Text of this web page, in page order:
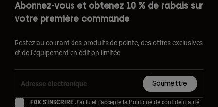
Abonnez-vous et obtenez 10 % de rabais sur
votre première commande
Restez au courant des produits de pointe, des offres exclusives
et de l'équipement en édition limitée
Soumettre
FOX S'INSCRIREJ'ai lu et j'accepte la Politique de confidentialité